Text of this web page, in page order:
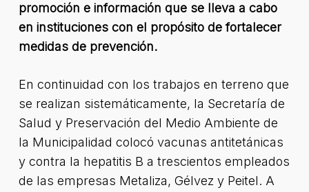
promoción e información que se lleva a cabo
en instituciones con el propósito de fortalecer
medidas de prevención.
En continuidad con los trabajos en terreno que
se realizan sistemáticamente, la Secretaría de
Salud y Preservación del Medio Ambiente de
la Municipalidad colocó vacunas antitetánicas
y contra la hepatitis B a trescientos empleados
de las empresas Metaliza, Gélvez y Peitel. A